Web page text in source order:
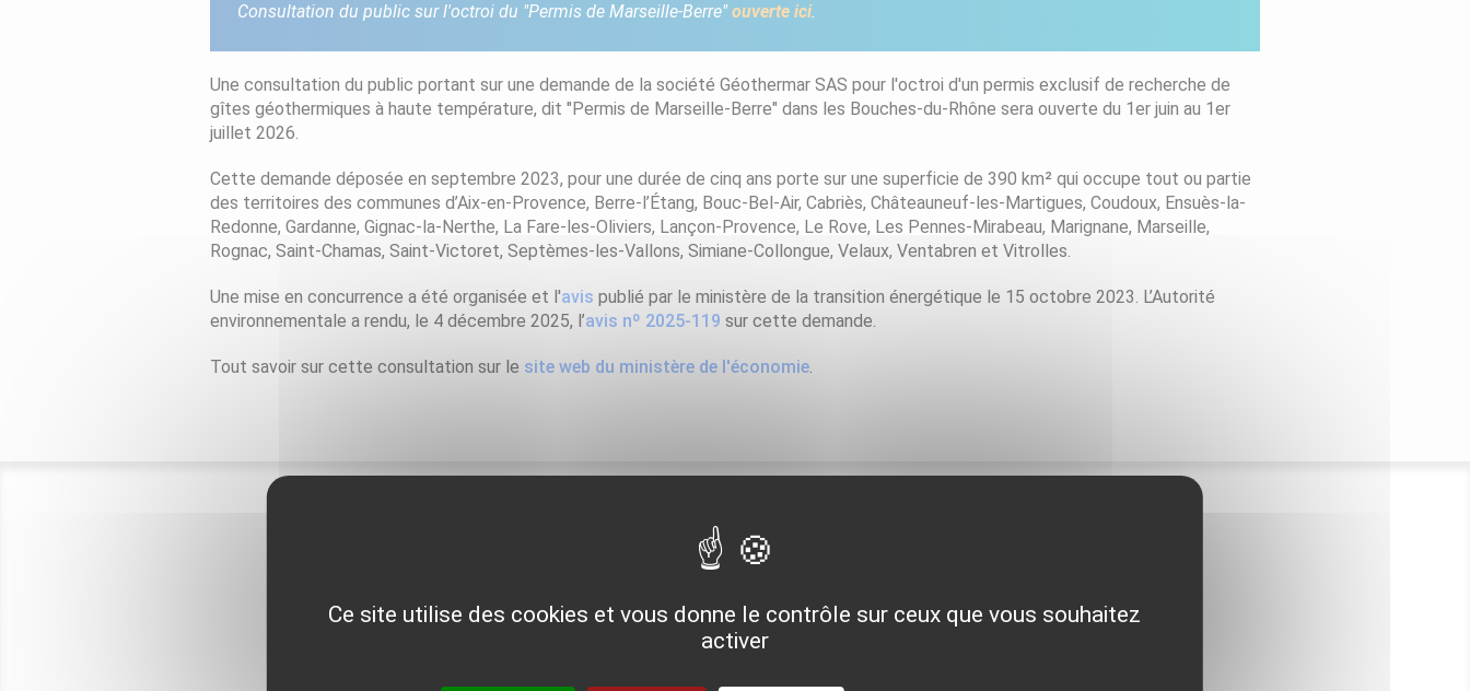
Consultation du public sur l'octroi du "Permis de Marseille-Berre"ouverte ici.
Une consultation du public portant sur une demande de la société Géothermar SAS pour l'octroi d'un permis exclusif de recherche de
gîtes géothermiques à haute température, dit "Permis de Marseille-Berre" dans les Bouches-du-Rhône sera ouverte du 1er juin au 1er
juillet 2026.
Cette demande déposée en septembre 2023, pour une durée de cinq ans porte sur une superficie de 390 km² qui occupe tout ou partie
des territoires des communes d’Aix-en-Provence, Berre-l’Étang, Bouc-Bel-Air, Cabriès, Châteauneuf-les-Martigues, Coudoux, Ensuès-la-
Redonne, Gardanne, Gignac-la-Nerthe, La Fare-les-Oliviers, Lançon-Provence, Le Rove, Les Pennes-Mirabeau, Marignane, Marseille,
Rognac, Saint-Chamas, Saint-Victoret, Septèmes-les-Vallons, Simiane-Collongue, Velaux, Ventabren et Vitrolles.
Une mise en concurrence a été organisée et l'avis publié par le ministère de la transition énergétique le 15 octobre 2023. L’Autorité
environnementale a rendu, le 4 décembre 2025, l’avis nº 2025-119 sur cette demande.
Tout savoir sur cette consultation sur le site web du ministère de l'économie.
Pour aller plus loin
DÉCOUVRIR LA GÉOTHERMIE DANS MA RÉGION
Ce site utilise des cookies et vous donne le contrôle sur ceux que vous souhaitez
activer